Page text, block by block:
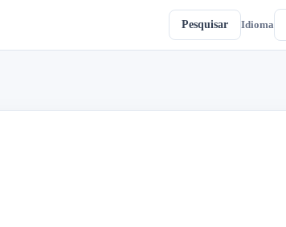
Pesquisar Idioma